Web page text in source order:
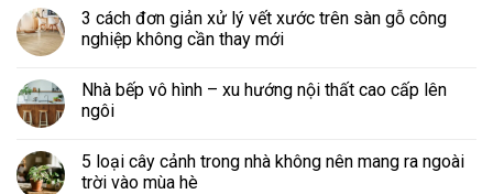
3 cách đơn giản xử lý vết xước trên sàn gỗ công
nghiệp không cần thay mới
Nhà bếp vô hình – xu hướng nội thất cao cấp lên
ngôi
5 loại cây cảnh trong nhà không nên mang ra ngoài
trời vào mùa hè